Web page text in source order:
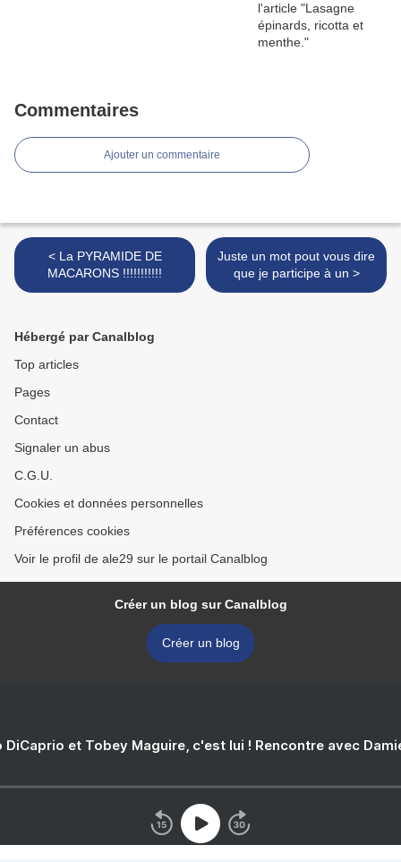
Commentaires
Ajouter un commentaire
< La PYRAMIDE DE
MACARONS !!!!!!!!!!!
Juste un mot pout vous dire
que je participe à un >
Hébergé par Canalblog
Top articles
Pages
Contact
Signaler un abus
C.G.U.
Cookies et données personnelles
Préférences cookies
Voir le profil de ale29 sur le portail Canalblog
Créer un blog sur Canalblog
Créer un blog
DiCaprio et Tobey Maguire, c'est lui ! Rencontre avec